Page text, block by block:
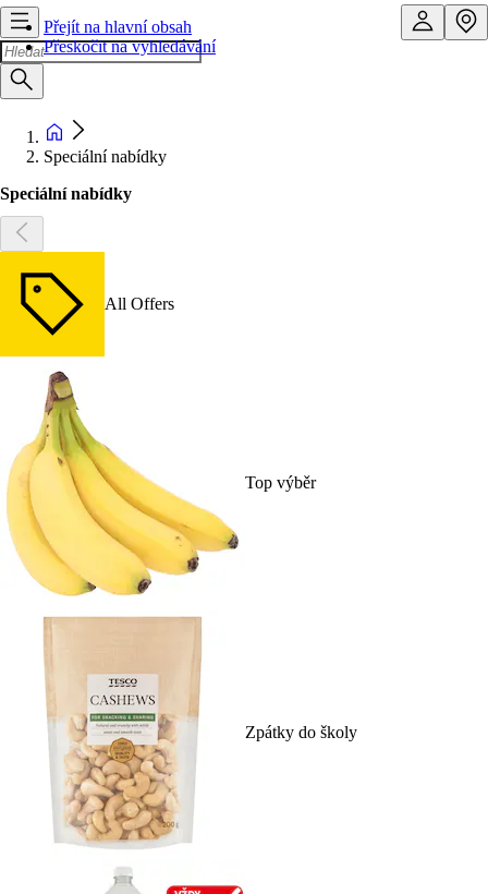
Přejít na hlavní obsah
Přeskočit na vyhledávání
Speciální nabídky
Speciální nabídky
All Offers
Top výběr
Zpátky do školy